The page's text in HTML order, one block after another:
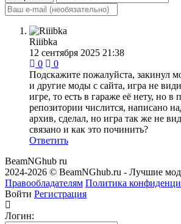
Riiibka
12 сентября 2025 21:38
0
0
Подскажите пожалуйста, закинул
и другие моды с сайта, игра не
игре, то есть в гараже её нету, но в
репозитории числится, написано
архив, сделал, но игра так же не
связано и как это починить?
Ответить
BeamNGhub ru
2024-2026 © BeamNGhub.ru - Лучшие
Правообладателям Политика
Войти Регистрация
Логин: